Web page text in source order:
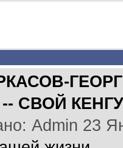
-- СВОЙ
Admin 23